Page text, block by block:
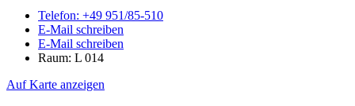
Telefon: +49 951/85-510
E-Mail schreiben
E-Mail schreiben
Raum: L 014
Auf Karte anzeigen